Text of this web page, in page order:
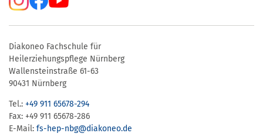
Diakoneo Fachschule für
Heilerziehungspflege Nürnberg
Wallensteinstraße 61-63
90431 Nürnberg
Tel.: +49 911 65678-294
Fax: +49 911 65678-286
E-Mail: fs-hep-nbg​@diakoneo.de